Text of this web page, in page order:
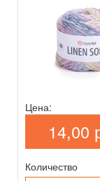
Цена:
14,00
Количество